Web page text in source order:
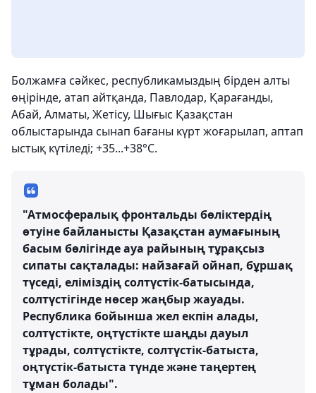
Болжамға сәйкес, республикамыздың бірден алты
өңірінде, атап айтқанда, Павлодар, Қарағанды,
Абай, Алматы, Жетісу, Шығыс Қазақстан
облыстарында сынап бағаны күрт жоғарылап, аптап
ыстық күтіледі; +35...+38°С.
"Атмосфералық фронтальды бөліктердің
өтуіне байланысты Қазақстан аумағының
басым бөлігінде ауа райының тұрақсыз
сипаты сақталады: найзағай ойнап, бұршақ
түседі, еліміздің солтүстік-батысында,
солтүстігінде нөсер жаңбыр жауады.
Республика бойынша жел екпін алады,
солтүстікте, оңтүстікте шаңды дауыл
тұрады, солтүстікте, солтүстік-батыста,
оңтүстік-батыста түнде және таңертең
тұман болады".